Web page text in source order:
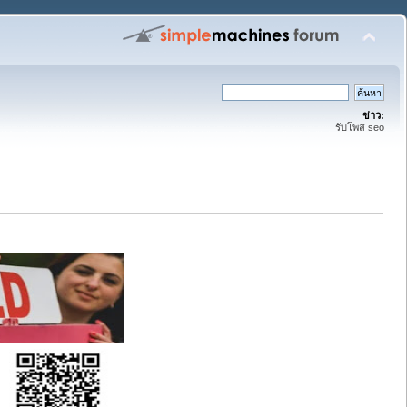
ข่าว:
รับโพส seo